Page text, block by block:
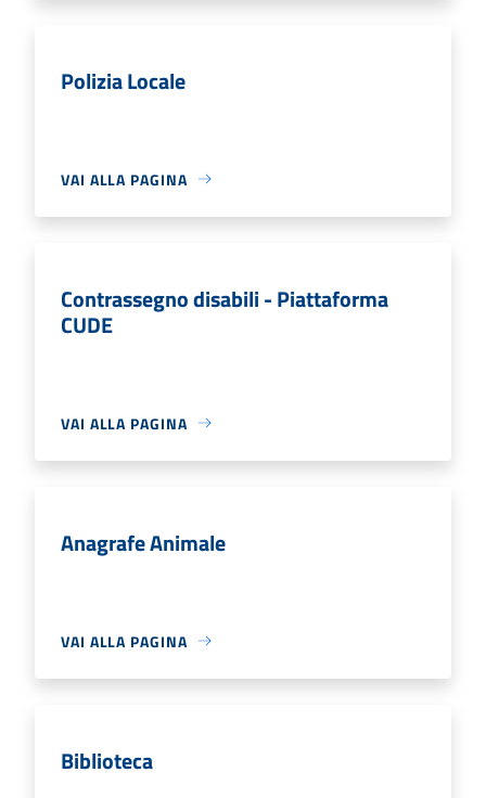
Polizia Locale
VAI ALLA PAGINA
Contrassegno disabili - Piattaforma
CUDE
VAI ALLA PAGINA
Anagrafe Animale
VAI ALLA PAGINA
Biblioteca